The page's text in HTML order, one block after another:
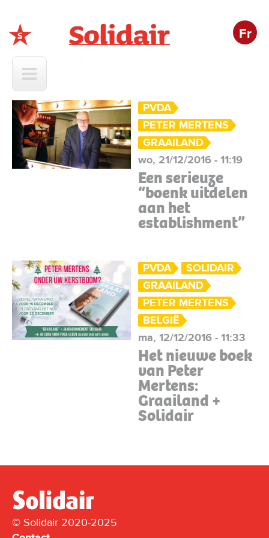
Fr
PVDA
PETER MERTENS
GRAAILAND
wo, 21/12/2016 - 11:19
Een serieuze
“boenk uitdelen
aan het
establishment”
PVDA
SOLIDAIR
GRAAILAND
PETER MERTENS
BELGIË
ma, 12/12/2016 - 11:33
Het nieuwe boek
van Peter
Mertens:
Graailand +
Solidair
© Solidair 2020-2025